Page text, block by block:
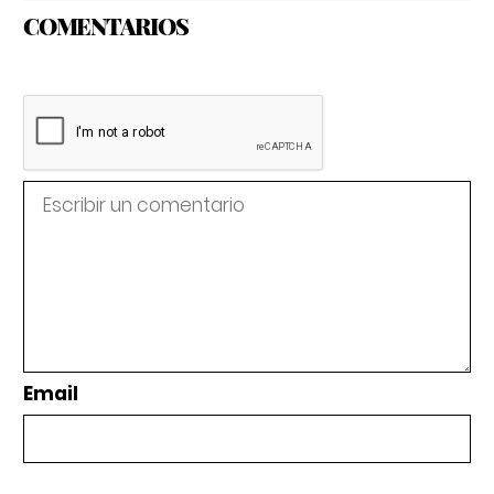
COMENTARIOS
Email